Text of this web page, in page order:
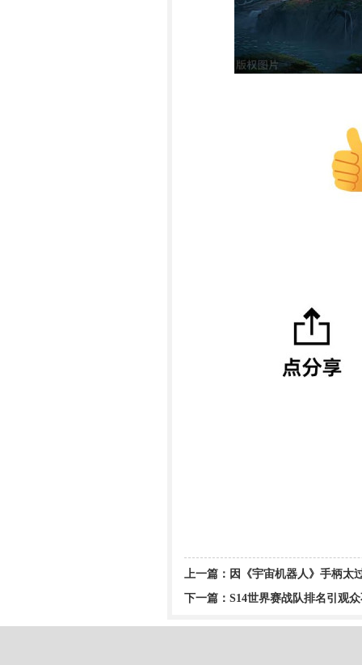
上一篇： 因《宇宙机器人》手柄太
下一篇： S14世界赛战队排名引观